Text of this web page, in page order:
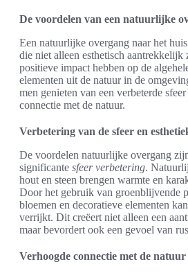
De voordelen van een natuurlijke
Een natuurlijke overgang naar het
die niet alleen esthetisch aantrekkelijk
positieve impact hebben op de
elementen uit de natuur in de
men genieten van een verbeterde
connectie met de natuur.
Verbetering van de sfeer en
De voordelen natuurlijke overgang
significante sfeer verbetering.
hout en steen brengen warmte en
Door het gebruik van groenblijvende
bloemen en decoratieve elementen
verrijkt. Dit creëert niet alleen een
maar bevordert ook een gevoel van
Verhoogde connectie met de natuur